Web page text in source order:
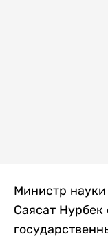
Министр
Саясат Нурбек